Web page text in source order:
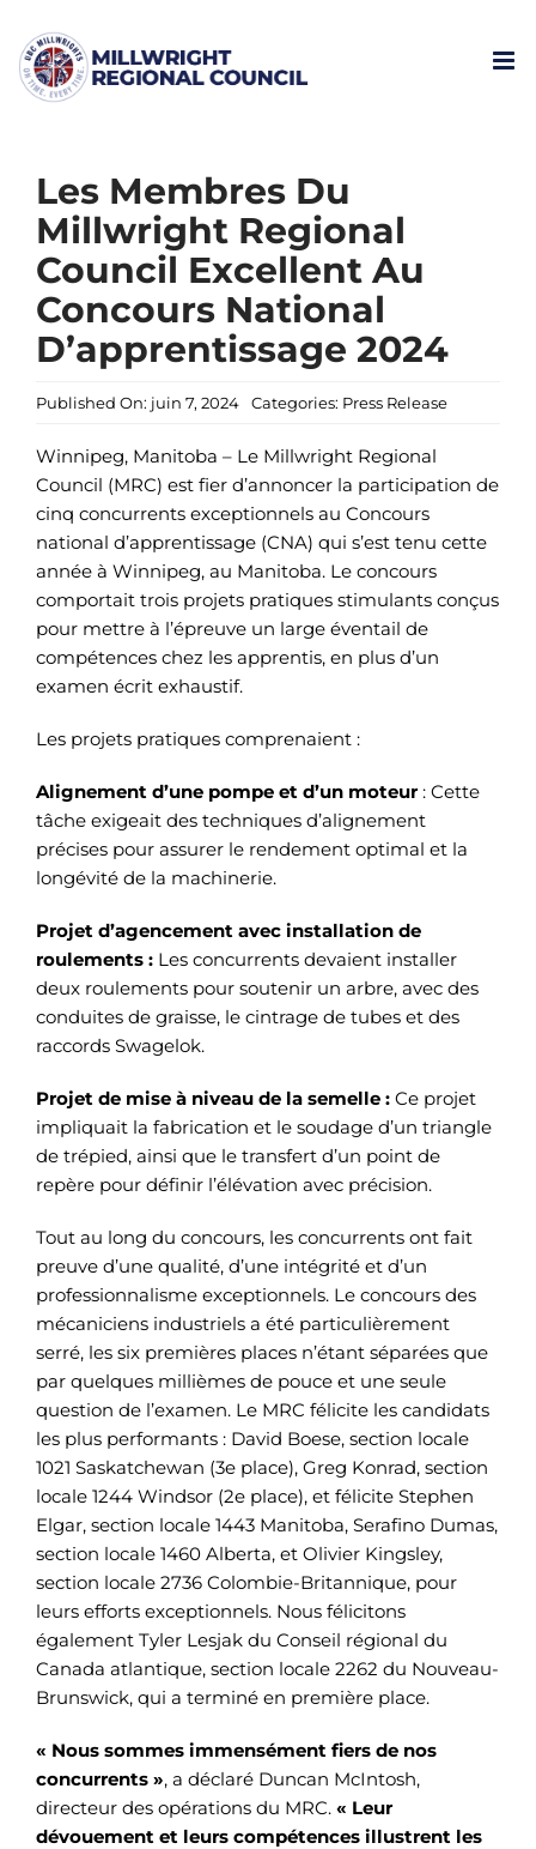
content
Les Membres Du
Millwright Regional
Council Excellent Au
Concours National
D’apprentissage 2024
Published On: juin 7, 2024 Categories: Press Release
Winnipeg, Manitoba – Le Millwright Regional
Council (MRC) est fier d’annoncer la participation de
cinq concurrents exceptionnels au Concours
national d’apprentissage (CNA) qui s’est tenu cette
année à Winnipeg, au Manitoba. Le concours
comportait trois projets pratiques stimulants conçus
pour mettre à l’épreuve un large éventail de
compétences chez les apprentis, en plus d’un
examen écrit exhaustif.
Les projets pratiques comprenaient :
Alignement d’une pompe et d’un moteur: Cette
tâche exigeait des techniques d’alignement
précises pour assurer le rendement optimal et la
longévité de la machinerie.
Projet d’agencement avec installation de
roulements :Les concurrents devaient installer
deux roulements pour soutenir un arbre, avec des
conduites de graisse, le cintrage de tubes et des
raccords Swagelok.
Projet de mise à niveau de la semelle :Ce projet
impliquait la fabrication et le soudage d’un triangle
de trépied, ainsi que le transfert d’un point de
repère pour définir l’élévation avec précision.
Tout au long du concours, les concurrents ont fait
preuve d’une qualité, d’une intégrité et d’un
professionnalisme exceptionnels. Le concours des
mécaniciens industriels a été particulièrement
serré, les six premières places n’étant séparées que
par quelques millièmes de pouce et une seule
question de l’examen. Le MRC félicite les candidats
les plus performants : David Boese, section locale
1021 Saskatchewan (3e place), Greg Konrad, section
locale 1244 Windsor (2e place), et félicite Stephen
Elgar, section locale 1443 Manitoba, Serafino Dumas,
section locale 1460 Alberta, et Olivier Kingsley,
section locale 2736 Colombie-Britannique, pour
leurs efforts exceptionnels. Nous félicitons
également Tyler Lesjak du Conseil régional du
Canada atlantique, section locale 2262 du Nouveau-
Brunswick, qui a terminé en première place.
« Nous sommes immensément fiers de nos
concurrents », a déclaré Duncan McIntosh,
directeur des opérations du MRC. « Leur
dévouement et leurs compétences illustrent les